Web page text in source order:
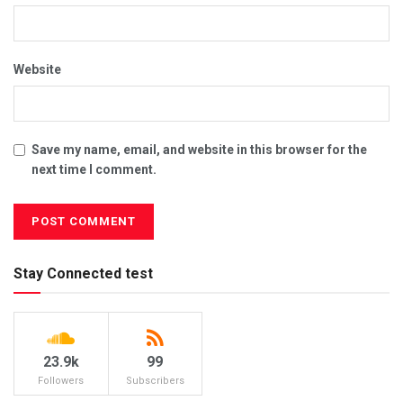
Website
Save my name, email, and website in this browser for the
next time I comment.
Stay Connected test
23.9k
Followers
99
Subscribers